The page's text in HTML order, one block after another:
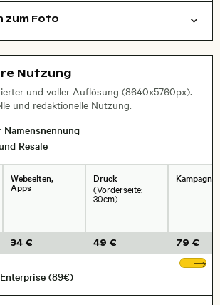
zum Foto
springen
Nutzung
und voller Auflösung (8640x5760px).
und redaktionelle Nutzung.
Namensnennung
Resale
Webseiten,
Apps
34 €
Druck
(Vorderseite:
30cm)
49 € 79 €
(89€)